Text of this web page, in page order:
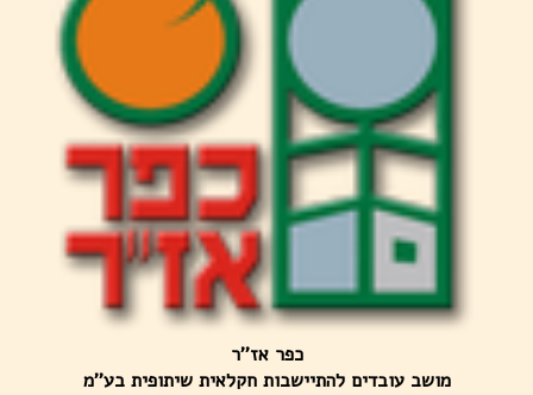
כפר אז''ר
מושב עובדים להתיישבות חקלאית שיתופית בע''מ